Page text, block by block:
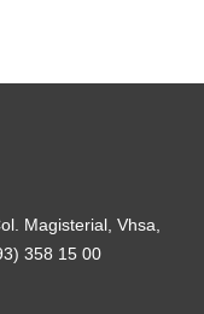
Magisterial, Vhsa,
358 15 00